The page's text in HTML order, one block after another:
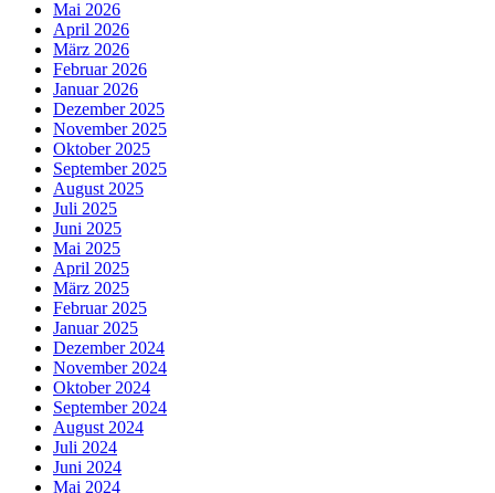
Mai 2026
April 2026
März 2026
Februar 2026
Januar 2026
Dezember 2025
November 2025
Oktober 2025
September 2025
August 2025
Juli 2025
Juni 2025
Mai 2025
April 2025
März 2025
Februar 2025
Januar 2025
Dezember 2024
November 2024
Oktober 2024
September 2024
August 2024
Juli 2024
Juni 2024
Mai 2024